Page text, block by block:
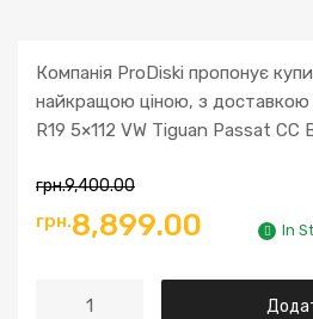
Компанія ProDiski пропонує
найкращою ціною, з доставкою
R19 5×112 VW Tiguan Passat CC
грн.9,400.00
Оригінальна
грн.8,899.00
ціна:
In